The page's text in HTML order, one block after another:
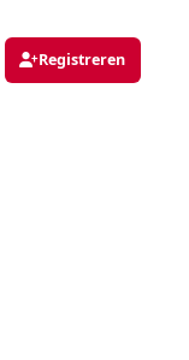
Registreren